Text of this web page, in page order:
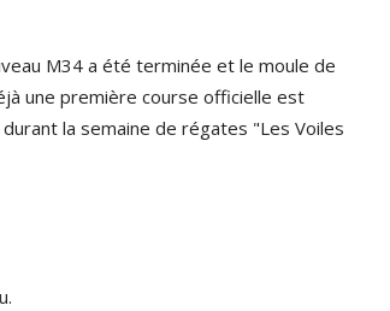
M34 a été terminée et le moule de
une première course officielle est
la semaine de régates "Les Voiles